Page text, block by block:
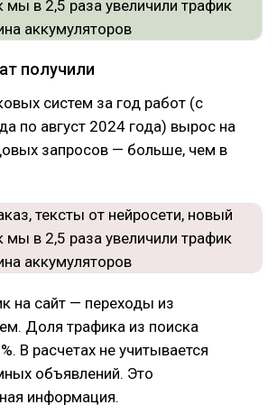
получили
систем за год работ (с
по август 2024 года) вырос на
запросов — больше, чем в
на сайт — переходы из
Доля трафика из поиска
В расчетах не учитывается
объявлений. Это
информация.